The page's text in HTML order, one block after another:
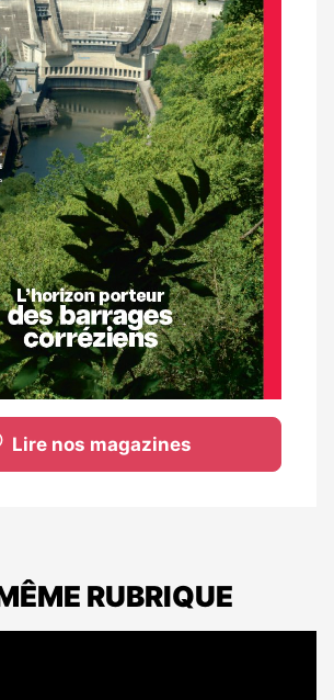
Lire nos magazines
RUBRIQUE